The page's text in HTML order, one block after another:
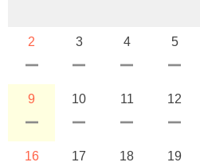
2 3 4 5
9 10 11 12
16 17 18 19